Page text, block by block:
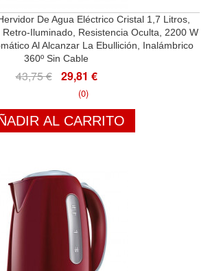
De Agua Eléctrico Cristal 1,7 Litros,
Retro-Iluminado, Resistencia Oculta, 2200 W
Al Alcanzar La Ebullición, Inalámbrico
360º Sin Cable
43,75 € 29,81 €
(0)
AL CARRITO